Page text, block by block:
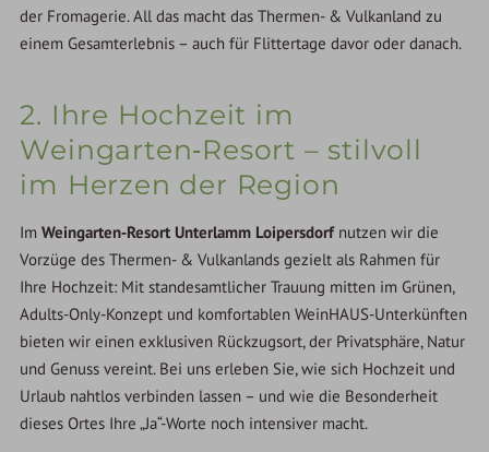
der Fromagerie. All das macht das Thermen- & Vulkanland zu
einem Gesamterlebnis – auch für Flittertage davor oder danach.
2. Ihre Hochzeit im
Weingarten‑Resort – stilvoll
im Herzen der Region
ImWeingarten‑Resort Unterlamm Loipersdorfnutzen wir die
Vorzüge des Thermen- & Vulkanlands gezielt als Rahmen für
Ihre Hochzeit: Mit standesamtlicher Trauung mitten im Grünen,
Adults-Only-Konzept und komfortablen WeinHAUS-Unterkünften
bieten wir einen exklusiven Rückzugsort, der Privatsphäre, Natur
und Genuss vereint. Bei uns erleben Sie, wie sich Hochzeit und
Urlaub nahtlos verbinden lassen – und wie die Besonderheit
dieses Ortes Ihre „Ja“-Worte noch intensiver macht.